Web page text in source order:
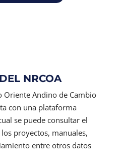
NRCOA
Oriente Andino de Cambio
con una plataforma
se puede consultar el
proyectos, manuales,
entre otros datos